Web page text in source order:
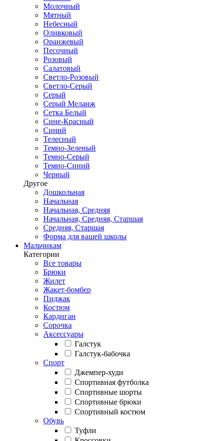
Молочный
Мятный
Небесный
Оливковый
Оранжевый
Песочный
Розовый
Салатовый
Светло-Розовый
Светло-Серый
Серый
Серый Меланж
Сетка Белый
Сине-Красный
Синий
Телесный
Темно-Зеленый
Темно-Серый
Темно-Синий
Черный
Другое
Дошкольная
Начальная
Начальная, Средняя
Начальная, Средняя, Старшая
Средняя, Старшая
Форма для вашей школы
Мальчикам
Категории
Все товары
Брюки
Жилет
Жакет-бомбер
Пиджак
Костюм
Кардиган
Сорочка
Аксессуары
Галстук
Галстук-бабочка
Спорт
Джемпер-худи
Спортивная футболка
Спортивные шорты
Спортивные брюки
Спортивный костюм
Обувь
Туфли